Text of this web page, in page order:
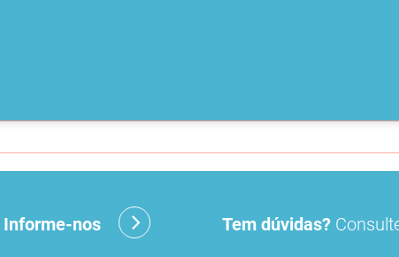
Informe-nos Tem dúvidas?